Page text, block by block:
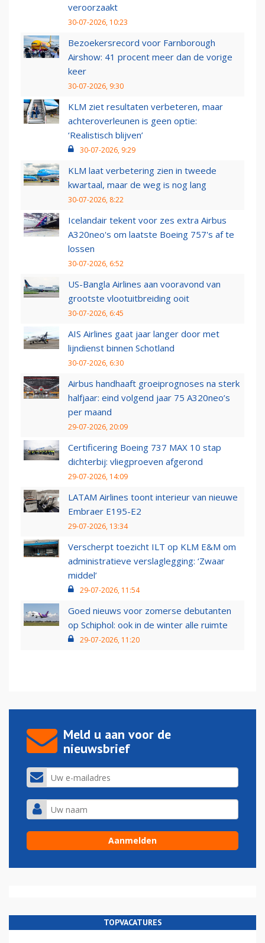
veroorzaakt
30-07-2026, 10:23
Bezoekersrecord voor Farnborough
Airshow: 41 procent meer dan de vorige
keer
30-07-2026, 9:30
KLM ziet resultaten verbeteren, maar
achteroverleunen is geen optie:
‘Realistisch blijven’
30-07-2026, 9:29
KLM laat verbetering zien in tweede
kwartaal, maar de weg is nog lang
30-07-2026, 8:22
Icelandair tekent voor zes extra Airbus
A320neo's om laatste Boeing 757's af te
lossen
30-07-2026, 6:52
US-Bangla Airlines aan vooravond van
grootste vlootuitbreiding ooit
30-07-2026, 6:45
AIS Airlines gaat jaar langer door met
lijndienst binnen Schotland
30-07-2026, 6:30
Airbus handhaaft groeiprognoses na sterk
halfjaar: eind volgend jaar 75 A320neo’s
per maand
29-07-2026, 20:09
Certificering Boeing 737 MAX 10 stap
dichterbij: vliegproeven afgerond
29-07-2026, 14:09
LATAM Airlines toont interieur van nieuwe
Embraer E195-E2
29-07-2026, 13:34
Verscherpt toezicht ILT op KLM E&M om
administratieve verslaglegging: ‘Zwaar
middel’
29-07-2026, 11:54
Goed nieuws voor zomerse debutanten
op Schiphol: ook in de winter alle ruimte
29-07-2026, 11:20
Meld u aan voor de
nieuwsbrief
TOPVACATURES